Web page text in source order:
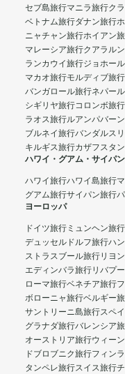
セブ島旅行マニラ旅行ク
ベトナム旅行ダナン旅行
ニャチャン旅行ホイアン
マレーシア旅行クアラル
ランカウイ旅行ジョホー
マカオ旅行モルディブ旅行
バンガロール旅行ネパー
シギリヤ旅行コロンボ旅行
ラオス旅行ルアンパバー
ブルネイ旅行バンダルス
キルギス旅行カザフスタ
ハワイ・グアム・サイパン
ハワイ旅行ハワイ島旅行
グアム旅行サイパン旅行
ヨーロッパ
ドイツ旅行 ミュンヘン旅行
デュッセルドルフ旅行ハ
ストラスブール旅行リヨ
エディンバラ旅行リバプ
ローマ旅行ベネチア旅行
ボローニャ旅行ベルギー
サントリーニ島旅行スペ
グラナダ旅行バレンシア
オーストリア旅行ウィー
ドブロブニク旅行フィン
タンペレ旅行スイス旅行